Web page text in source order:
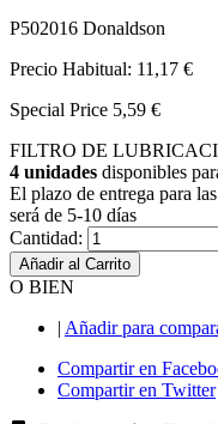
P502016 Donaldson
Precio Habitual: 11,17 €
Special Price 5,59 €
FILTRO DE
4 unidades disponibles
El plazo de entrega para
será de 5-10 días
Cantidad:
Añadir al Carrito
O BIEN
| Añadir para
Compartir en
Compartir en Twitter